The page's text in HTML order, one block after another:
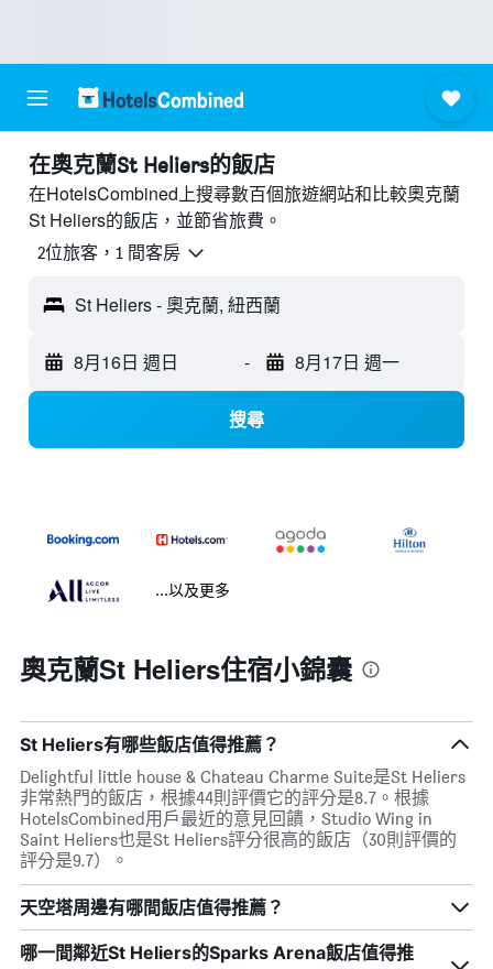
​在奧克蘭St Heliers​的飯店
在HotelsCombined上搜尋數百個旅遊網站和比較奧克蘭
St Heliers的飯店，並節省旅費。
2位旅客，1 間客房
St Heliers - 奧克蘭, 紐西蘭
8月16日 週日 - 8月17日 週一
搜尋
...以及更多
奧克蘭St Heliers住宿小錦囊
St Heliers有哪些飯店值得推薦？
Delightful little house & Chateau Charme Suite是St Heliers
非常熱門的飯店，根據44則評價它的評分是8.7。根據
HotelsCombined用戶最近的意見回饋，Studio Wing in
Saint Heliers也是St Heliers評分很高的飯店（30則評價的
評分是9.7）。
天空塔周邊有哪間飯店值得推薦？
哪一間鄰近St Heliers的Sparks Arena飯店值得推